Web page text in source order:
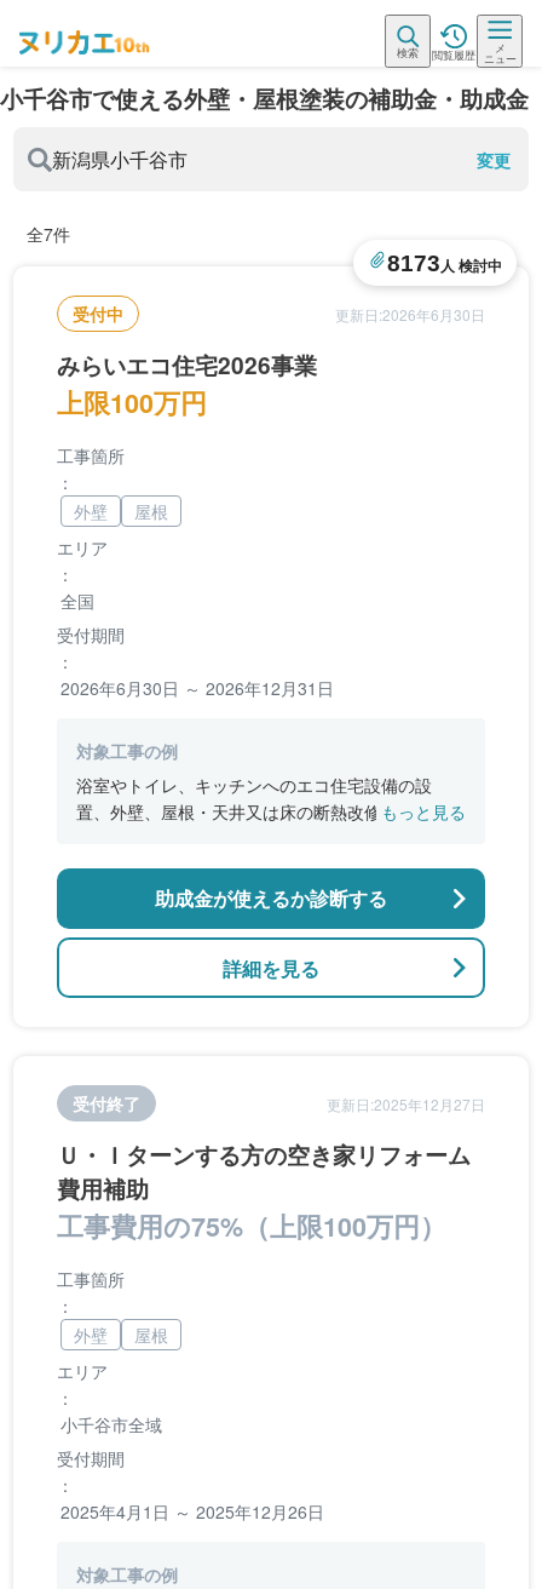
検索 閲覧履歴
メ
ニュー
小千谷市で使える外壁・屋根塗装の補助金・助成金
新潟県小千谷市 変更
全7件
受付中 更新日:2026年6月30日
みらいエコ住宅2026事業
上限100万円
8173人 検討中
エリア
：
全国
受付期間
：
2026年6月30日 ～ 2026年12月31日
工事箇所
：
外壁
屋根
対象工事の例
浴室やトイレ、キッチンへのエコ住宅設備の設
置、外壁、屋根・天井又は床の断熱改修、窓やド
のバリアフリー改修
もっと見る
詳細を見る
助成金が使えるか診断する
受付終了 更新日:2025年12月27日
Ｕ・Ｉターンする方の空き家リフォーム
費用補助
工事費用の75%（上限100万円）
エリア
：
小千谷市全域
受付期間
：
2025年4月1日 ～ 2025年12月26日
工事箇所
：
外壁
屋根
対象工事の例